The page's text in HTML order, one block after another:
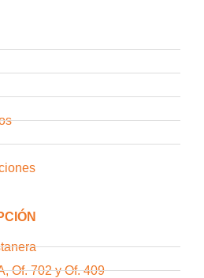
Of. 702 y Of. 409